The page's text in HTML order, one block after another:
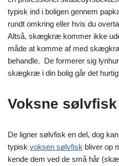
typisk ind i boligen gennem
rundt omkring eller hvis du
Altså, skægkræ kommer ikke
måde at komme af med
behandle. De formerer sig
skægkræ i din bolig går det
Voksne sølvfisk
De ligner sølvfisk en del, dog
typisk voksen sølvfisk bliver op
kende dem ved de små hår